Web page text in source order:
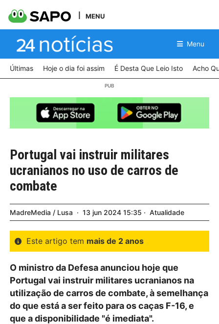
MENU
Menu
Últimas Hoje o dia foi assim É Desta Que Leio Isto Acho
Portugal vai instruir militares
ucranianos no uso de carros de
combate
MadreMedia / Lusa 13 jun 2024 15:35 Atualidade
Este artigo tem mais de 2 anos
O ministro da Defesa anunciou hoje que
Portugal vai instruir militares ucranianos na
utilização de carros de combate, à semelhança
do que está a ser feito para os caças F-16, e
que a disponibilidade "é imediata".